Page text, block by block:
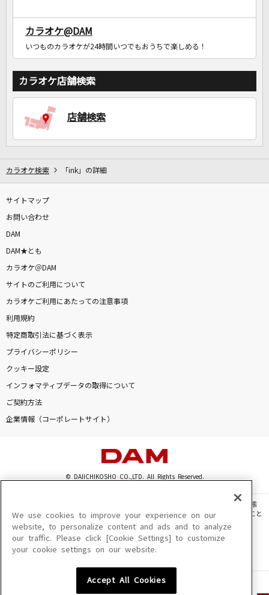
カラオケ@DAM
いつものカラオケが24時間いつでもおうちで楽しめる！
カラオケ店舗検索
店舗検索
カラオケ検索 「ink」の詳細
サイトマップ
お問い合わせ
DAM
DAM★とも
カラオケ＠DAM
サイトのご利用について
カラオケご利用にあたっての注意事項
利用規約
特定商取引法に基づく表示
プライバシーポリシー
クッキー設定
インフォマティブデータの取得について
ご契約方法
企業情報（コーポレートサイト）
© DAIICHIKOSHO CO.,LTD. All Rights Reserved.
このサイトに掲載されている一切の文章・画像・写真・動画・音声等を、手段や形態
を問わず、著作権法の定める範囲を超えて無断で複製、転載、ファイル化などすること
を禁じます。
楽曲及びコンテンツは、機種によりご利用いただけない場合があります。
楽曲及びコンテンツの配信日、配信内容が変更になる場合があります。
We use cookies to improve your experience on our
website, to personalize content and ads and to analyze
our traffic. Please click [Cookie Settings] to customize
your cookie settings on our website.
Accept All Cookies